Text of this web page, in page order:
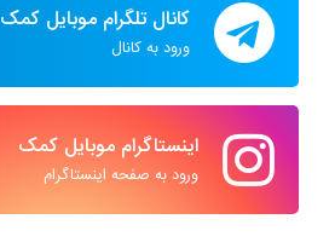
کانال تلگرام موبایل کمک
ورود به کانال
اینستاگرام موبایل کمک
ورود به صفحه اینستاگرام